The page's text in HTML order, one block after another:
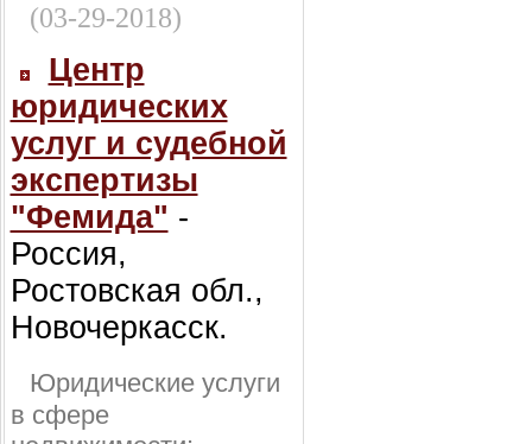
(03-29-2018)
Центр
юридических
услуг и судебной
экспертизы
"Фемида" -
Россия,
Ростовская обл.,
Новочеркасск.
Юридические услуги
в сфере